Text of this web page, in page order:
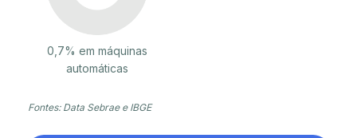
0,7% em máquinas
automáticas
Fontes: Data Sebrae e IBGE